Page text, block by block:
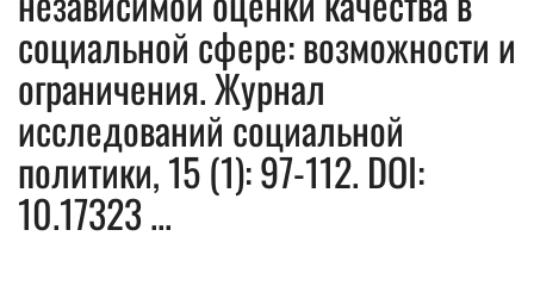
социальной сфере: возможности и
ограничения. Журнал
исследований социальной
политики, 15 (1): 97-112. DOI:
10.17323 ...